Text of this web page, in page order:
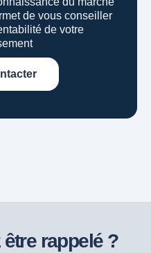
de vous conseiller
de votre
rappelé ?